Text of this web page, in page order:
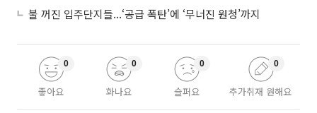
불 꺼진 입주단지들...‘공급 폭탄’에 ‘무너진 원청’까지
좋아요
0
화나요
0
슬퍼요
0
추가취재 원해요
0